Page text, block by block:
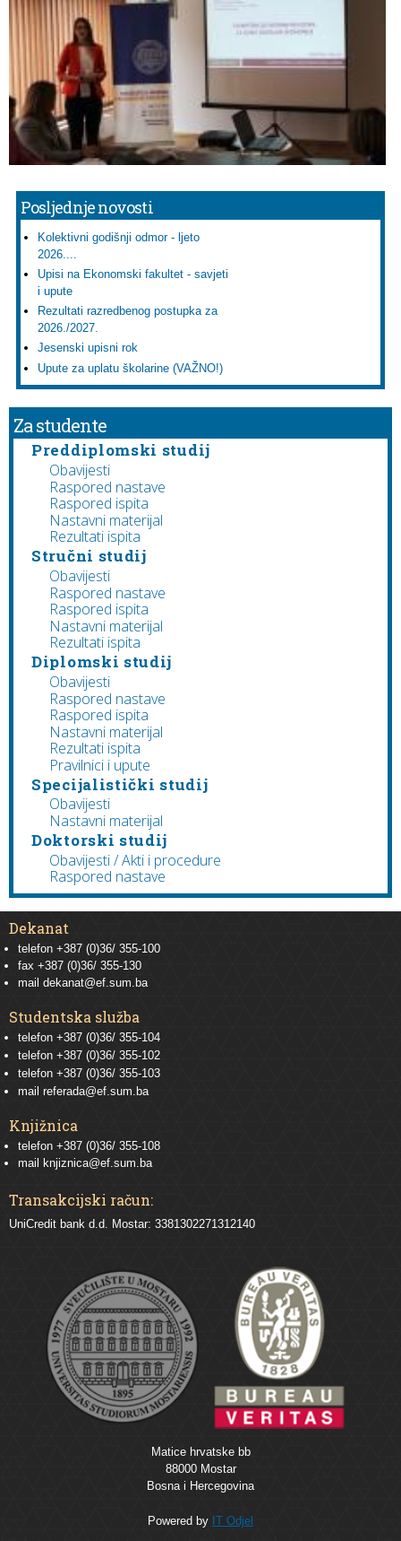
Posljednje novosti
Kolektivni godišnji odmor - ljeto
2026....
Upisi na Ekonomski fakultet - savjeti
i upute
Rezultati razredbenog postupka za
2026./2027.
Jesenski upisni rok
Upute za uplatu školarine (VAŽNO!)
Za studente
Preddiplomski studij
Obavijesti
Raspored nastave
Raspored ispita
Nastavni materijal
Rezultati ispita
Stručni studij
Obavijesti
Raspored nastave
Raspored ispita
Nastavni materijal
Rezultati ispita
Diplomski studij
Obavijesti
Raspored nastave
Raspored ispita
Nastavni materijal
Rezultati ispita
Pravilnici i upute
Specijalistički studij
Obavijesti
Nastavni materijal
Doktorski studij
Obavijesti / Akti i procedure
Raspored nastave
Dekanat
telefon +387 (0)36/ 355-100
fax +387 (0)36/ 355-130
mail dekanat@ef.sum.ba
Studentska služba
telefon +387 (0)36/ 355-104
telefon +387 (0)36/ 355-102
telefon +387 (0)36/ 355-103
mail referada@ef.sum.ba
Knjižnica
telefon +387 (0)36/ 355-108
mail
knjiznica@ef.sum.ba
Transakcijski račun:
UniCredit bank d.d. Mostar: 3381302271312140
Matice hrvatske bb
88000 Mostar
Bosna i Hercegovina
Powered by IT Odjel